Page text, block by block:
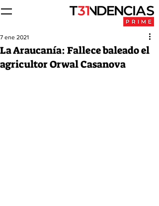
La Araucanía: Fallece baleado el
agricultor Orwal Casanova
7 ene 2021